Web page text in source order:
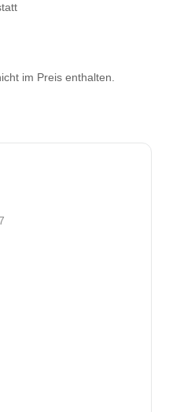
im Preis enthalten.